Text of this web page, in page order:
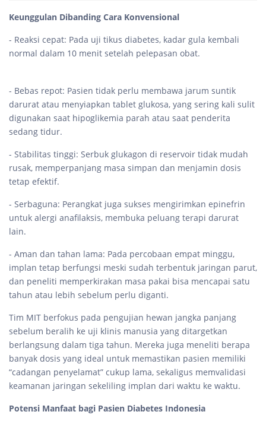
Keunggulan Dibanding Cara Konvensional
- Reaksi cepat: Pada uji tikus diabetes, kadar gula kembali
normal dalam 10 menit setelah pelepasan obat.
- Bebas repot: Pasien tidak perlu membawa jarum suntik
darurat atau menyiapkan tablet glukosa, yang sering kali sulit
digunakan saat hipoglikemia parah atau saat penderita
sedang tidur.
- Stabilitas tinggi: Serbuk glukagon di reservoir tidak mudah
rusak, memperpanjang masa simpan dan menjamin dosis
tetap efektif.
- Serbaguna: Perangkat juga sukses mengirimkan epinefrin
untuk alergi anafilaksis, membuka peluang terapi darurat
lain.
- Aman dan tahan lama: Pada percobaan empat minggu,
implan tetap berfungsi meski sudah terbentuk jaringan parut,
dan peneliti memperkirakan masa pakai bisa mencapai satu
tahun atau lebih sebelum perlu diganti.
Tim MIT berfokus pada pengujian hewan jangka panjang
sebelum beralih ke uji klinis manusia yang ditargetkan
berlangsung dalam tiga tahun. Mereka juga meneliti berapa
banyak dosis yang ideal untuk memastikan pasien memiliki
“cadangan penyelamat” cukup lama, sekaligus memvalidasi
keamanan jaringan sekeliling implan dari waktu ke waktu.
Potensi Manfaat bagi Pasien Diabetes Indonesia